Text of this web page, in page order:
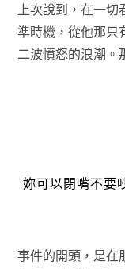
上次說到，在一
準時機，從他那只
二波憤怒的浪潮。
妳可以閉嘴不要
事件的開頭，是在